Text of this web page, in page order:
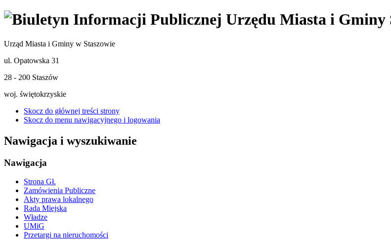
Urząd Miasta i Gminy w Staszowie
ul. Opatowska 31
28 - 200 Staszów
woj. świętokrzyskie
Skocz do głównej treści strony
Skocz do menu nawigacyjnego i logowania
Nawigacja i wyszukiwanie
Nawigacja
Strona Gł.
Zamówienia Publiczne
Akty prawa lokalnego
Rada Miejska
Władze
UMiG
Przetargi na nieruchomości